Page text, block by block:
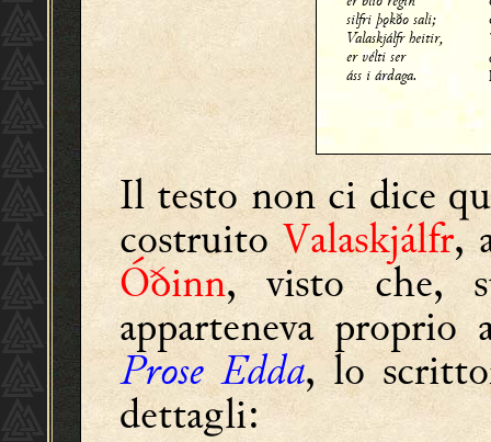
silfri þǫkðo sali;
Valaskjálfr heitir,
er vélti ser
áss i árdaga.
Il testo non ci dice
costruitoValaskjálfr,
Óðinn, visto che,
apparteneva
Prose Edda, lo
dettagli: